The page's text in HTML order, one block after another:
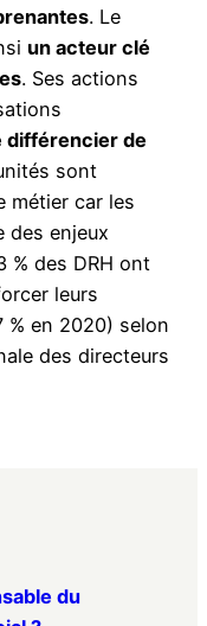
. Le
un acteur clé
. Ses actions
différencier de
sont
métier car les
des enjeux
% des DRH ont
leurs
% en 2020) selon
des directeurs
du